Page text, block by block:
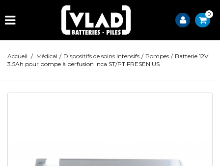
0
Accueil / Médical / Dispositifs de soins intensifs / Pompes / Batterie 12V
3.5Ah pour pompe à perfusion Inca ST/PT FRESENIUS